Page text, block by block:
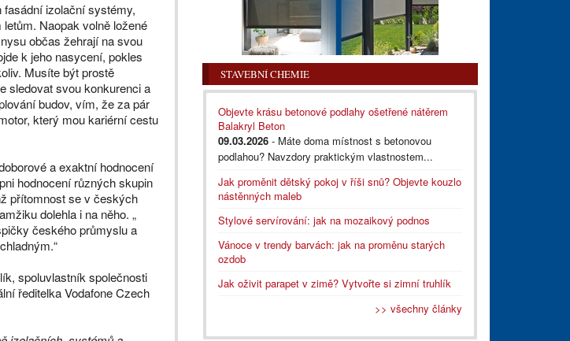
izolační systémy,
Naopak volně ložené
občas žehrají na svou
k jeho nasycení, pokles
Musíte být prostě
sledovat svou konkurenci a
budov, vím, že za pár
který mou kariérní cestu
a exaktní hodnocení
hodnocení různých skupin
přítomnost se v českých
dolehla i na něho. „
českého průmyslu a
spoluvlastník společnosti
ředitelka Vodafone Czech
STAVEBNÍ CHEMIE
Objevte krásu betonové podlahy ošetřené nátěrem
Balakryl Beton
09.03.2026 - Máte doma místnost s betonovou
podlahou? Navzdory praktickým vlastnostem...
Jak proměnit dětský pokoj v říši snů? Objevte kouzlo
nástěnných maleb
Stylové servírování: jak na mozaikový podnos
Vánoce v trendy barvách: jak na proměnu starých
ozdob
Jak oživit parapet v zimě? Vytvořte si zimní truhlík
>> všechny články